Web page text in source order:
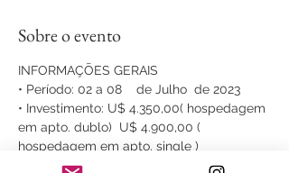
Sobre o evento
INFORMAÇÕES GERAIS
• Período: 02 a 08    de Julho  de 2023
• Investimento: U$ 4.350,00( hospedagem
em apto. dublo)  U$ 4.900,00 (
hospedagem em apto. single )
• Público-alvo: Interessados em fotografia